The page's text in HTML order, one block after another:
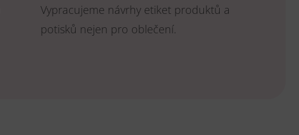
Vypracujeme návrhy etiket produktů a
potisků nejen pro oblečení.